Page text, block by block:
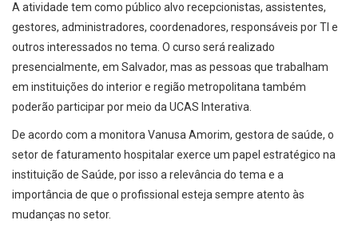
A atividade tem como público alvo recepcionistas, assistentes,
gestores, administradores, coordenadores, responsáveis por TI e
outros interessados no tema. O curso será realizado
presencialmente, em Salvador, mas as pessoas que trabalham
em instituições do interior e região metropolitana também
poderão participar por meio da UCAS Interativa.
De acordo com a monitora Vanusa Amorim, gestora de saúde, o
setor de faturamento hospitalar exerce um papel estratégico na
instituição de Saúde, por isso a relevância do tema e a
importância de que o profissional esteja sempre atento às
mudanças no setor.